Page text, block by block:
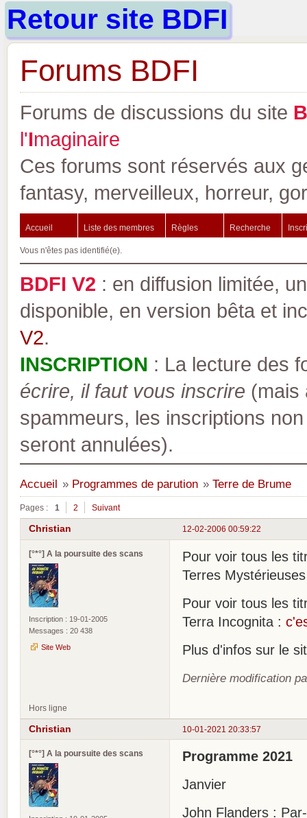
Retour site BDFI
Forums BDFI
Forums de discussions du site B
l'Imaginaire
Ces forums sont réservés aux
fantasy, merveilleux, horreur,
Accueil Liste des membres Règles Recherche
Vous n'êtes pas identifié(e).
BDFI V2 : en diffusion limitée,
disponible, en version bêta et
V2.
INSCRIPTION : La lecture des
écrire, il faut vous inscrire (mais
spammeurs, les inscriptions
seront annulées).
Accueil » Programmes de parution » Terre de Brume
Pages : 1 2 Suivant
12-02-2006 00:59:22
Christian
[°*°] A la poursuite des scans
Inscription : 19-01-2005
Messages : 20 438
Site Web
Pour voir tous les
Terres
Pour voir tous les
Terra Incognita :
Plus d'infos sur le
Dernière modification
Hors ligne
10-01-2021 20:33:57
Christian
[°*°] A la poursuite des scans
Programme 2021
Janvier
John Flanders :